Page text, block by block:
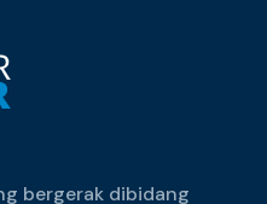
bergerak dibidang